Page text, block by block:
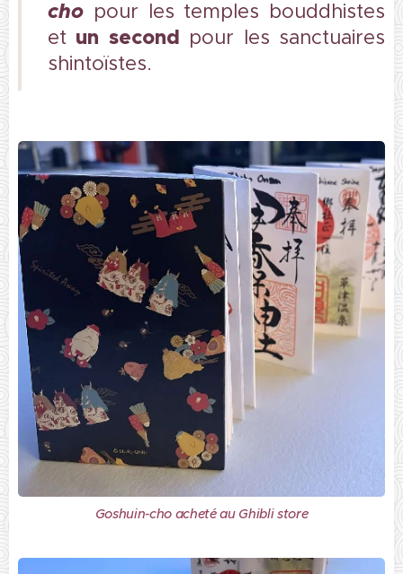
cho pour les temples bouddhistes
et un second pour les sanctuaires
shintoïstes.
Goshuin-cho acheté au Ghibli store